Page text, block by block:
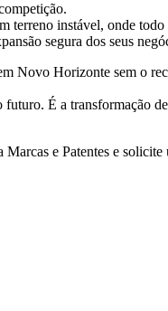
terreno instável, onde
segura dos seus
Novo Horizonte sem o
É a transformação
e Patentes e